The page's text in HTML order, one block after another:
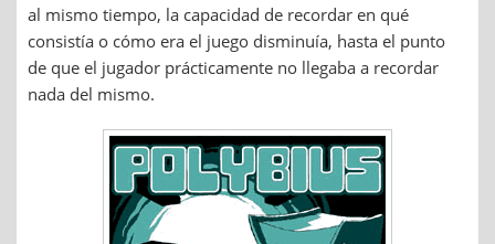
al mismo tiempo, la capacidad de recordar en qué
consistía o cómo era el juego disminuía, hasta el punto
de que el jugador prácticamente no llegaba a recordar
nada del mismo.